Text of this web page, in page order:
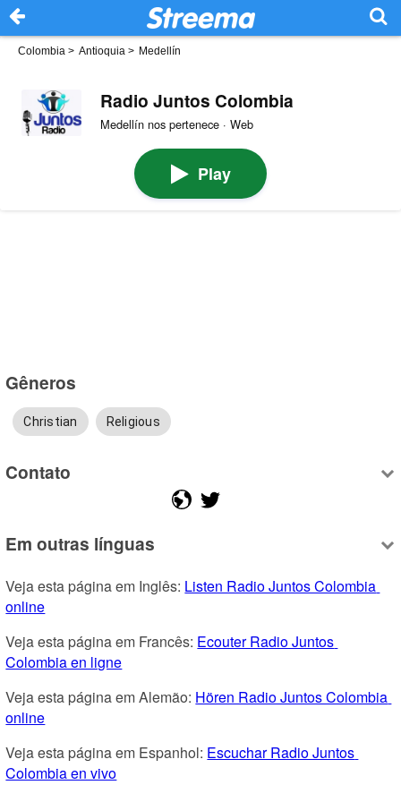
Colombia > Antioquia > Medellín
Radio Juntos Colombia
Medellín nos pertenece · Web
Play
Gêneros
Christian Religious
Contato
Em outras línguas
Veja esta página em Inglês: Listen Radio Juntos Colombia
online
Veja esta página em Francês: Ecouter Radio Juntos
Colombia en ligne
Veja esta página em Alemão: Hören Radio Juntos Colombia
online
Veja esta página em Espanhol: Escuchar Radio Juntos
Colombia en vivo